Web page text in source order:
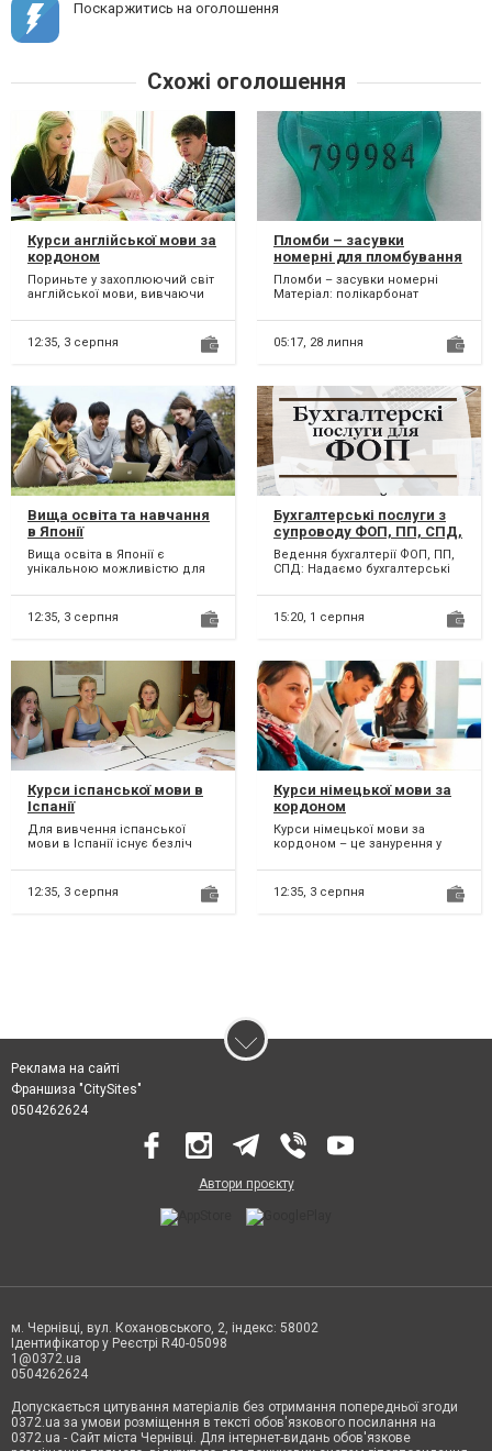
Поскаржитись на оголошення
Схожі оголошення
Курси англійської мови за
кордоном
Пориньте у захоплюючий світ
англійської мови, вивчаючи
унікальна можливість роз...
12:35, 3 серпня
Пломби – засувки
номерні для пломбування
тари. Пломби затяжки
номерні. Пломби
Пломби – засувки номерні
Матеріал: полікарбонат
Ширина 21,5 Глибина 6...
05:17, 28 липня
Вища освіта та навчання
в Японії
Вища освіта в Японії є
унікальною можливістю для
освіти та дослідниц...
12:35, 3 серпня
Бухгалтерські послуги з
супроводу ФОП, ПП, СПД,
підприємців. Онлайн.
Ведення бухгалтерії ФОП, ПП,
СПД: Надаємо бухгалтерські
здавання звітів для при...
15:20, 1 серпня
Курси іспанської мови в
Іспанії
Для вивчення іспанської
мови в Іспанії існує безліч
надає чудову можл...
12:35, 3 серпня
Курси німецької мови за
кордоном
Курси німецької мови за
кордоном – це занурення у
покращення своїх навичок
спілк...
12:35, 3 серпня
Реклама на сайті
Франшиза "CitySites"
0504262624
Автори проєкту
м. Чернівці, вул. Кохановського, 2, індекс: 58002
Ідентифікатор у Реєстрі R40-05098
1@0372.ua
0504262624
Допускається цитування матеріалів без отримання попередньої згоди
0372.ua за умови розміщення в тексті обов'язкового посилання на
0372.ua - Сайт міста Чернівці. Для інтернет-видань обов'язкове